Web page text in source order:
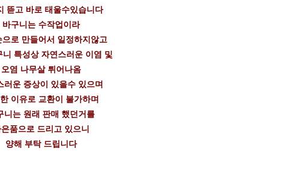
뜯고 바로 태울수있습니다
바구니는 수작업이라
으로 만들어서 일정하지않고
니 특성상 자연스러운 이염 및
오염 나무살 튀어나옴
러운 증상이 있을수 있으며
이유로 교환이 불가하며
니는 원래 판매 했던거를
품으로 드리고 있으니
양해 부탁 드립니다